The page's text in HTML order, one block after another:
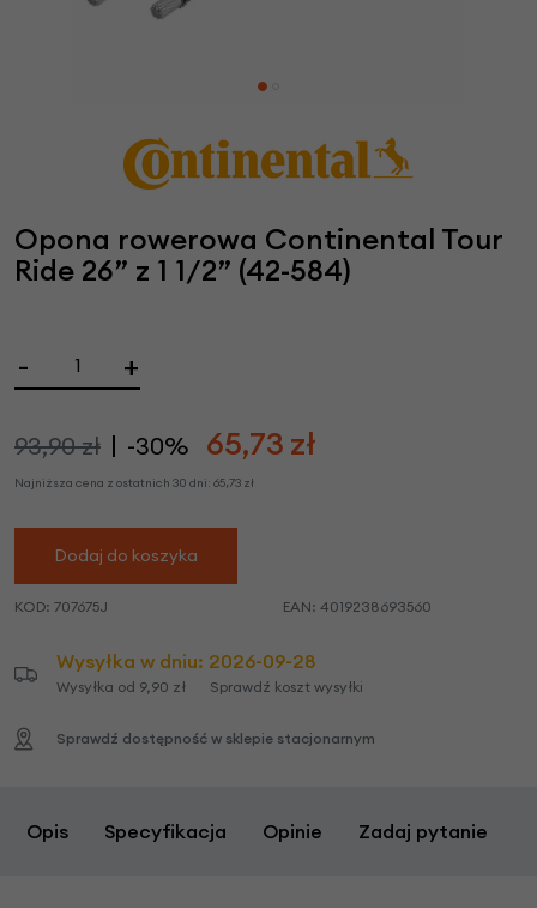
Opona rowerowa Continental Tour
Ride 26” z 1 1/2” (42-584)
- +
93,90 zł -30% 65,73 zł
Najniższa cena z ostatnich 30 dni: 65,73 zł
Dodaj do koszyka
KOD: 707675J EAN: 4019238693560
Wysyłka w dniu: 2026-09-28
Wysyłka od 9,90 zł Sprawdź koszt wysyłki
Sprawdź dostępność w sklepie stacjonarnym
Opis Specyfikacja Opinie Zadaj pytanie